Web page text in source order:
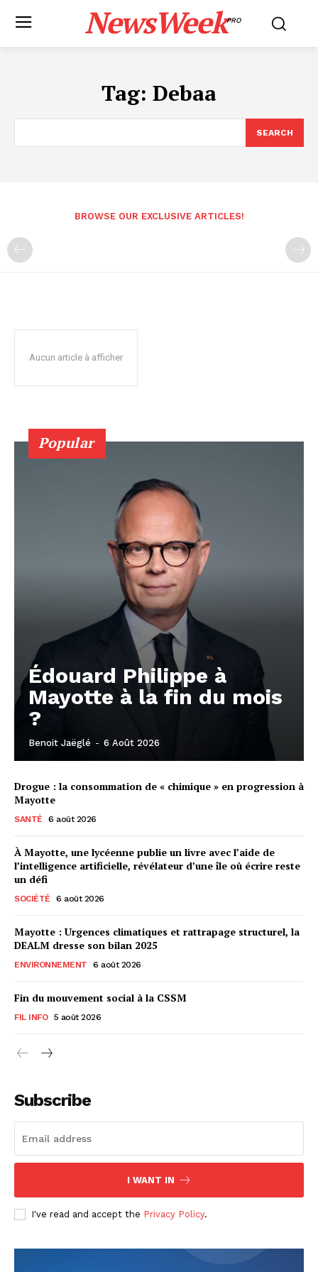
NewsWeekPRO
Tag: Debaa
SEARCH
BROWSE OUR EXCLUSIVE ARTICLES!
Aucun article à afficher
Popular
Édouard Philippe à
Mayotte à la fin du mois
?
Benoit Jaëglé - 6 Août 2026
Drogue : la consommation de « chimique » en progression à
Mayotte
SANTÉ 6 août 2026
À Mayotte, une lycéenne publie un livre avec l’aide de
l’intelligence artificielle, révélateur d’une île où écrire reste
un défi
SOCIÉTÉ 6 août 2026
Mayotte : Urgences climatiques et rattrapage structurel, la
DEALM dresse son bilan 2025
ENVIRONNEMENT 6 août 2026
Fin du mouvement social à la CSSM
FIL INFO 5 août 2026
Subscribe
I WANT IN
I've read and accept the Privacy Policy.